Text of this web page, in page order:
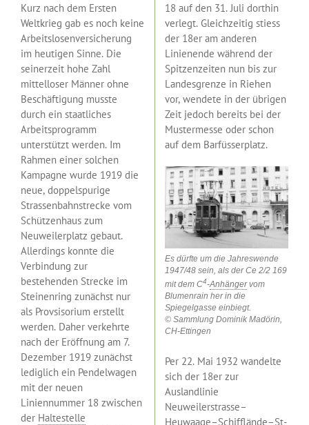
Kurz nach dem Ersten
Weltkrieg gab es noch keine
Arbeitslosenversicherung
im heutigen Sinne. Die
seinerzeit hohe Zahl
mittelloser Männer ohne
Beschäftigung musste
durch ein staatliches
Arbeitsprogramm
unterstützt werden. Im
Rahmen einer solchen
Kampagne wurde 1919 die
neue, doppelspurige
Strassenbahnstrecke vom
Schützenhaus zum
Neuweilerplatz gebaut.
Allerdings konnte die
Verbindung zur
bestehenden Strecke im
Steinenring zunächst nur
als Provsisorium erstellt
werden. Daher verkehrte
nach der Eröffnung am 7.
Dezember 1919 zunächst
lediglich ein Pendelwagen
mit der neuen
Liniennummer 18 zwischen
der Haltestelle
18 auf den 31. Juli dorthin
verlegt. Gleichzeitig stiess
der 18er am anderen
Linienende während der
Spitzenzeiten nun bis zur
Landesgrenze in Riehen
vor, wendete in der übrigen
Zeit jedoch bereits bei der
Mustermesse oder schon
auf dem Barfüsserplatz.
Es dürfte um die Jahreswende
1947/48 sein, als der Ce 2/2 169
mit dem C4-Anhängervom
Blumenrain her in die
Spiegelgasse einbiegt.
© Sammlung Dominik Madörin,
CH-Ettingen
Per 22. Mai 1932 wandelte
sich der 18er zur
Auslandlinie
Neuweilerstrasse–
Heuwaage–Schifflände–St-